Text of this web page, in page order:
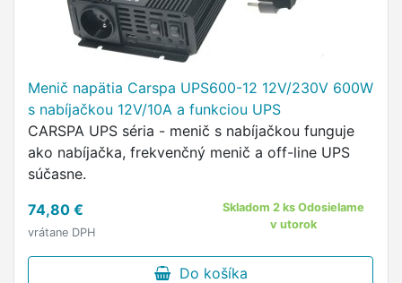
Menič napätia Carspa UPS600-12 12V/230V 600W
s nabíjačkou 12V/10A a funkciou UPS
CARSPA UPS séria - menič s nabíjačkou funguje
ako nabíjačka, frekvenčný menič a off-line UPS
súčasne.
74,80 €
vrátane DPH
Skladom 2 ks Odosielame
v utorok
Do košíka